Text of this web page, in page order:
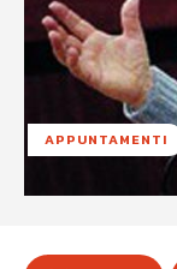
APPUNTAMENTI